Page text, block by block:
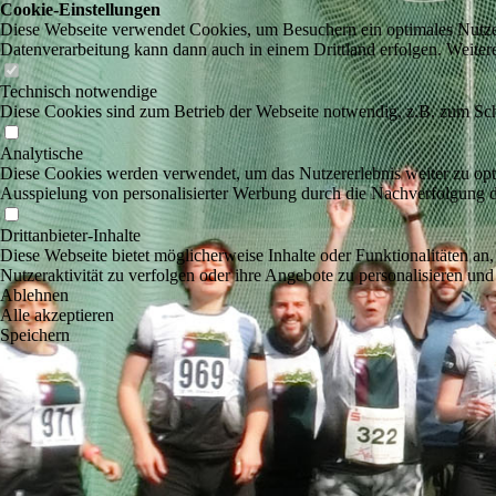
Cookie-Einstellungen
Diese Webseite verwendet Cookies, um Besuchern ein optimales
Datenverarbeitung kann dann auch in einem Drittland erfolgen.
Technisch notwendige
Diese Cookies sind zum Betrieb der Webseite notwendig, z.B. zum
Analytische
Diese Cookies werden verwendet, um das Nutzererlebnis weiter zu
Ausspielung von personalisierter Werbung durch die Nachverfolgung
Drittanbieter-Inhalte
Diese Webseite bietet möglicherweise Inhalte oder Funktionalitäten
Nutzeraktivität zu verfolgen oder ihre Angebote zu personalisieren
Ablehnen
Alle akzeptieren
Speichern